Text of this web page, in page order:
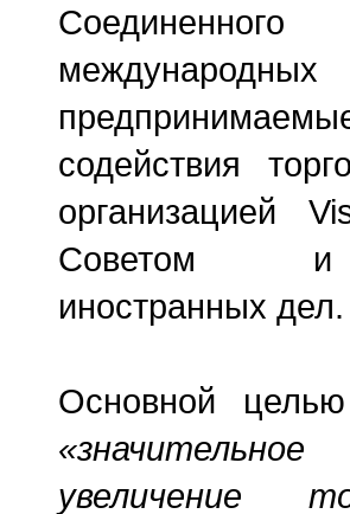
содействия
организацией
Советом и
иностранных дел.
Основной
увеличение